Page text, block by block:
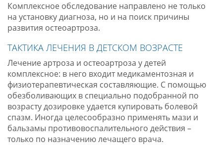
Комплексное обследование направлено не только
на установку диагноза, но и на поиск причины
развития остеоартроза.
ТАКТИКА ЛЕЧЕНИЯ В ДЕТСКОМ ВОЗРАСТЕ
Лечение артроза и остеоартроза у детей
комплексное: в него входит медикаментозная и
физиотерапевтическая составляющие. С помощью
обезболивающих в специально подобранной по
возрасту дозировке удается купировать болевой
спазм. Иногда целесообразно применять мази и
бальзамы противовоспалительного действия –
только по назначению лечащего врача.